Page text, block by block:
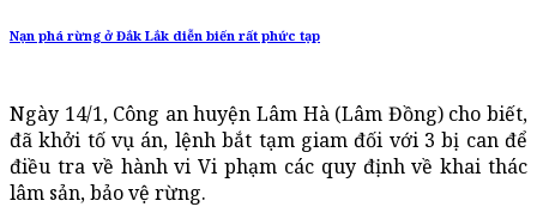
Nạn phá rừng ở Đắk Lắk diễn biến rất phức tạp
Ngày 14/1, Công an huyện Lâm Hà (Lâm Đồng) cho biết,
đã khởi tố vụ án, lệnh bắt tạm giam đối với 3 bị can để
điều tra về hành vi Vi phạm các quy định về khai thác
lâm sản, bảo vệ rừng.